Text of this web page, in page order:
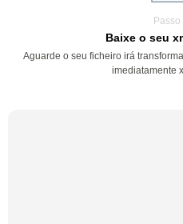
Passo
Baixe o seu
Aguarde o seu ficheiro irá
imediatamente